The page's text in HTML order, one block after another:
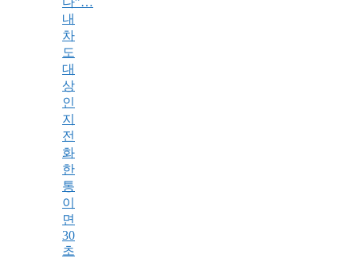
내
차
도
대
상
인
지
전
화
한
통
이
면
30
초